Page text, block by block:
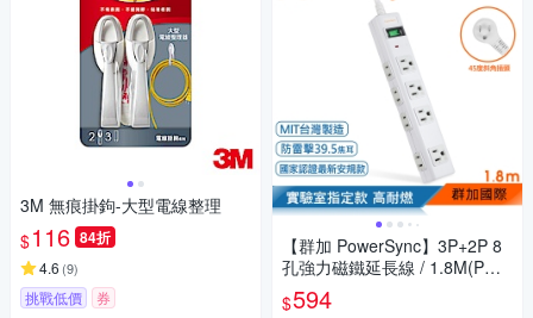
3M 無痕掛鉤-大型電線整理
$116 84折
4.6 (9)
挑戰低價 券
【群加 PowerSync】3P+2P 8
孔強力磁鐵延長線 / 1.8M(PWS
-EAMS1818)
$594